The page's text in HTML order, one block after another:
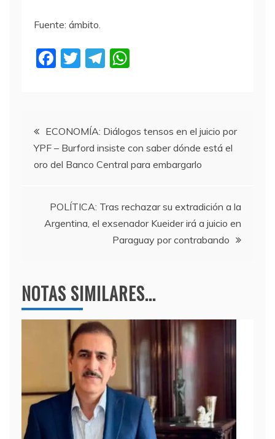
Fuente: ámbito.
F
b
o
o
T
T
a
m
A
p
p
Navegación
de
ECONOMÍA: Diálogos tensos en el juicio por
YPF – Burford insiste con saber dónde está el
oro del Banco Central para embargarlo
POLÍTICA: Tras rechazar su extradición a la
Argentina, el exsenador Kueider irá a juicio en
Paraguay por contrabando
NOTAS SIMILARES...